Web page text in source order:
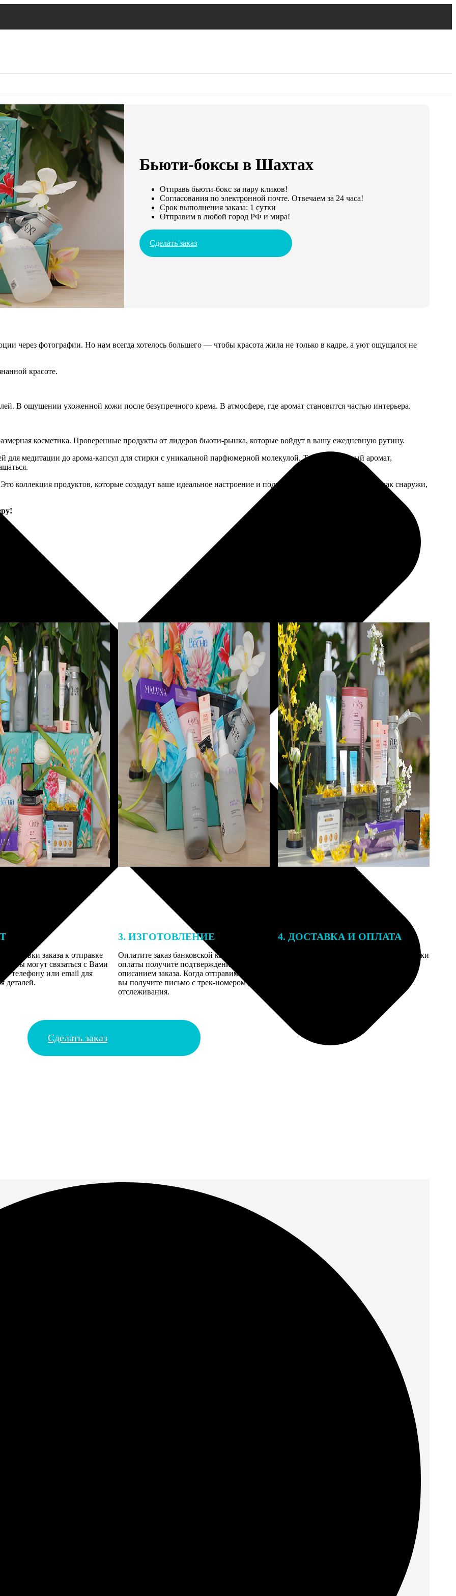
Бьюти-боксы в Шахтах
Отправь бьюти-бокс за пару кликов!
Согласования по электронной почте. Отвечаем за 24 часа!
Срок выполнения заказа: 1 сутки
Отправим в любой город РФ и мира!
Сделать заказ
через фотографии. Но нам всегда хотелось большего — чтобы красота жила не только в кадре, а уют ощущался не
красоте.
В ощущении ухоженной кожи после безупречного крема. В атмосфере, где аромат становится частью интерьера.
косметика. Проверенные продукты от лидеров бьюти-рынка, которые войдут в вашу ежедневную рутину.
для медитации до арома-капсул для стирки с уникальной парфюмерной молекулой. Тонкий нишевый аромат,
коллекция продуктов, которые создадут ваше идеальное настроение и подчеркнут природное сияние — как снаружи,
заказа к отправке
могут связаться с Вами
телефону или email для
деталей.
3. ИЗГОТОВЛЕНИЕ
Оплатите заказ банковской картой. После
оплаты получите подтверждение на email с
описанием заказа. Когда отправим заказ,
вы получите письмо с трек-номером для
отслеживания.
4. ДОСТАВКА И ОПЛАТА
Введите адрес и выберите способ доставки
Сделать заказ